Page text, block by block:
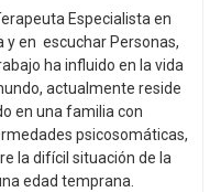
Especialista en
y en escuchar Personas,
ha influido en la vida
actualmente reside
en una familia con
psicosomáticas,
la difícil situación de la
edad temprana.